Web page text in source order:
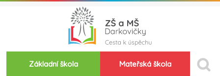
Základní škola Mateřská škola